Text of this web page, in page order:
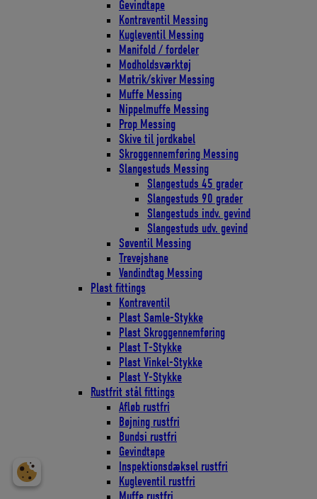
Gevindtape
Kontraventil Messing
Kugleventil Messing
Manifold / fordeler
Modholdsværktøj
Møtrik/skiver Messing
Muffe Messing
Nippelmuffe Messing
Prop Messing
Skive til jordkabel
Skroggennemføring Messing
Slangestuds Messing
Slangestuds 45 grader
Slangestuds 90 grader
Slangestuds indv. gevind
Slangestuds udv. gevind
Søventil Messing
Trevejshane
Vandindtag Messing
Plast fittings
Kontraventil
Plast Samle-Stykke
Plast Skroggennemføring
Plast T-Stykke
Plast Vinkel-Stykke
Plast Y-Stykke
Rustfrit stål fittings
Afløb rustfri
Bøjning rustfri
Bundsi rustfri
Gevindtape
Inspektionsdæksel rustfri
Kugleventil rustfri